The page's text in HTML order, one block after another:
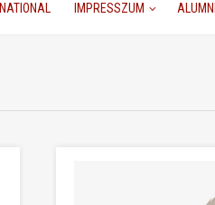
IMPRESSZUM ALUMNI